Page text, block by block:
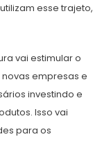
esse trajeto,
vai estimular o
empresas e
investindo e
Isso vai
para os